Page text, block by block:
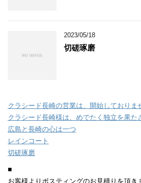
2023/05/18
切磋琢磨
クラシード長崎の営業は、開始しておりま
クラシード長崎様は、めでたく独立を果
広島と長崎の心は一つ
レインコート
切磋琢磨
■
お客様よりポスティングのお見積りを頂き